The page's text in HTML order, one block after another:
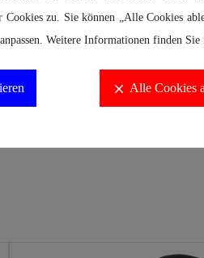
Cookies zu. Sie können „Alle Cookies
Weitere Informationen finden Sie
clear Alle Cookies